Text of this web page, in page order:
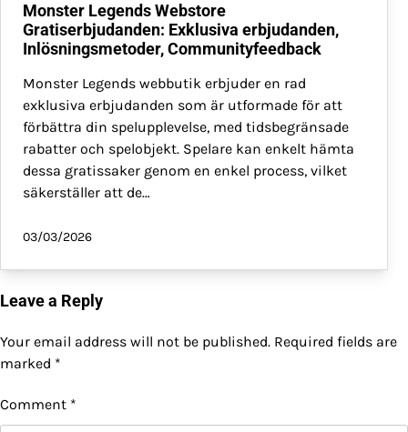
Monster Legends Webstore
Gratiserbjudanden: Exklusiva erbjudanden,
Inlösningsmetoder, Communityfeedback
Monster Legends webbutik erbjuder en rad
exklusiva erbjudanden som är utformade för att
förbättra din spelupplevelse, med tidsbegränsade
rabatter och spelobjekt. Spelare kan enkelt hämta
dessa gratissaker genom en enkel process, vilket
säkerställer att de…
03/03/2026
Leave a Reply
Your email address will not be published. Required fields are
marked *
Comment *